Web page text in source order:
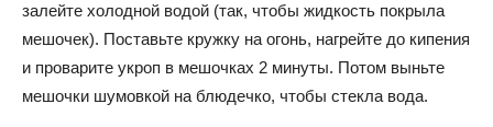
залейте холодной водой (так, чтобы жидкость покрыла
мешочек). Поставьте кружку на огонь, нагрейте до кипения
и проварите укроп в мешочках 2 минуты. Потом выньте
мешочки шумовкой на блюдечко, чтобы стекла вода.